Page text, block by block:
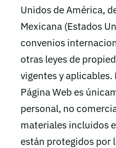
Unidos de América,
Mexicana (Estados
convenios
otras leyes de
vigentes y
Página Web es
personal, no
materiales incluidos
están protegidos por